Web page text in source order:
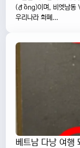
(đồng)이며, 비엣남동
우리나라 화폐...
베트남 다낭 여행